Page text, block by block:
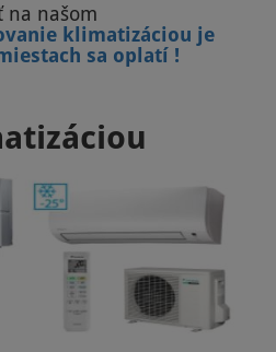
na našom
klimatizáciou je
sa oplatí !